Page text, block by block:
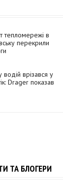
тепломережі в
перекрили
водій врізався у
Drager показав
ТА БЛОГЕРИ